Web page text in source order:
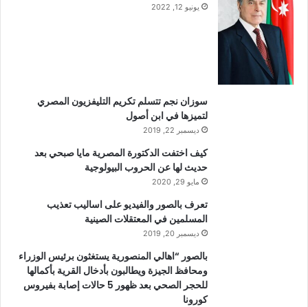
يونيو 12, 2022
سوزان نجم تتسلم تكريم التليفزيون المصري
لتميزها في ابن أصول
ديسمبر 22, 2019
كيف اختفت الدكتورة المصرية مايا صبحي بعد
حديث لها عن الحروب البيولوجية
مايو 29, 2020
تعرف بالصور والفيديو على اساليب تعذيب
المسلمين في المعتقلات الصينية
ديسمبر 20, 2019
بالصور “اهالي المنصورية يستغثون برئيس الوزراء
ومحافظ الجيزة ويطالبون بأدخال القرية بأكمالها
للحجر الصحي بعد ظهور 5 حالات إصابة بفيروس
كورونا